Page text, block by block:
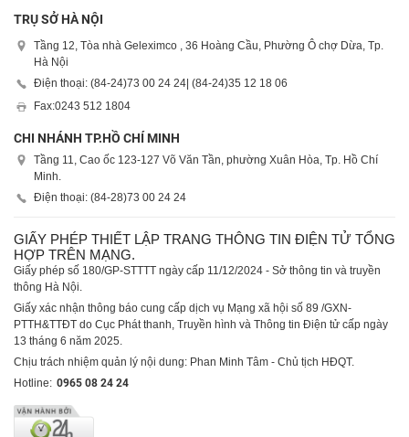
TRỤ SỞ HÀ NỘI
Tầng 12, Tòa nhà Geleximco , 36 Hoàng Cầu, Phường Ô chợ Dừa, Tp.
Hà Nội
Điện thoại: (84-24)73 00 24 24 | (84-24)35 12 18 06
Fax:0243 512 1804
CHI NHÁNH TP.HỒ CHÍ MINH
Tầng 11, Cao ốc 123-127 Võ Văn Tần, phường Xuân Hòa, Tp. Hồ Chí
Minh.
Điện thoại: (84-28)73 00 24 24
GIẤY PHÉP THIẾT LẬP TRANG THÔNG TIN ĐIỆN TỬ TỔNG
HỢP TRÊN MẠNG.
Giấy phép số 180/GP-STTTT ngày cấp 11/12/2024 - Sở thông tin và truyền
thông Hà Nội.
Giấy xác nhận thông báo cung cấp dịch vụ Mạng xã hội số 89 /GXN-
PTTH&TTĐT do Cục Phát thanh, Truyền hình và Thông tin Điện tử cấp ngày
13 tháng 6 năm 2025.
Chịu trách nhiệm quản lý nội dung: Phan Minh Tâm - Chủ tịch HĐQT.
Hotline: 0965 08 24 24